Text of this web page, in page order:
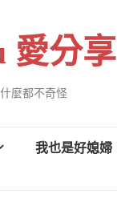
愛分享
麼都不奇怪
我也是好媳婦